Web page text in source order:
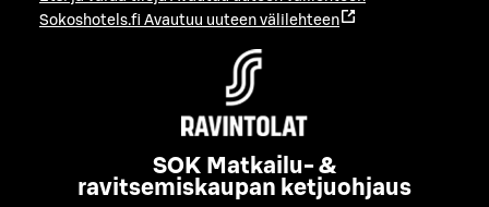
Sokoshotels.fi Avautuu uuteen välilehteen
SOK Matkailu- &
ravitsemiskaupan ketjuohjaus